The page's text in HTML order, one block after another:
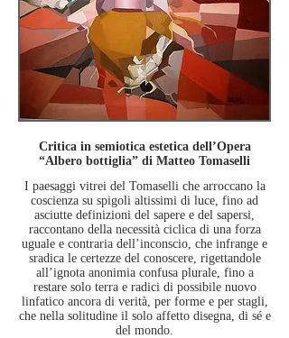
Critica in semiotica estetica dell’Opera
“Albero bottiglia” di Matteo Tomaselli
I paesaggi vitrei del Tomaselli che arroccano la
coscienza su spigoli altissimi di luce, fino ad
asciutte definizioni del sapere e del sapersi,
raccontano della necessità ciclica di una forza
uguale e contraria dell’inconscio, che infrange e
sradica le certezze del conoscere, rigettandole
all’ignota anonimia confusa plurale, fino a
restare solo terra e radici di possibile nuovo
linfatico ancora di verità, per forme e per stagli,
che nella solitudine il solo affetto disegna, di sé e
del mondo.